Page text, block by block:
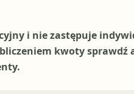
i nie zastępuje
kwoty sprawdź